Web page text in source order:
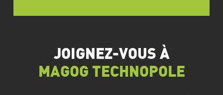
JOIGNEZ-VOUS À
MAGOG TECHNOPOLE